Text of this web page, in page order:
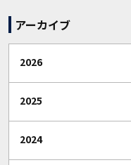
アーカイブ
2026
2025
2024